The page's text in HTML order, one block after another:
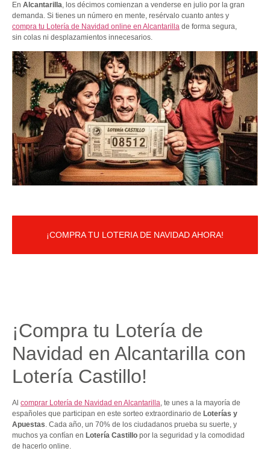
En Alcantarilla, los décimos comienzan a venderse en julio por la gran
demanda. Si tienes un número en mente, resérvalo cuanto antes y
compra tu Lotería de Navidad online en Alcantarilla de forma segura,
sin colas ni desplazamientos innecesarios.
¡COMPRA TU LOTERIA DE NAVIDAD AHORA!
¡Compra tu Lotería de
Navidad en Alcantarilla con
Lotería Castillo!
Al comprar Lotería de Navidad en Alcantarilla, te unes a la mayoría de
españoles que participan en este sorteo extraordinario de Loterías y
Apuestas. Cada año, un 70% de los ciudadanos prueba su suerte, y
muchos ya confían en Lotería Castillo por la seguridad y la comodidad
de hacerlo online.